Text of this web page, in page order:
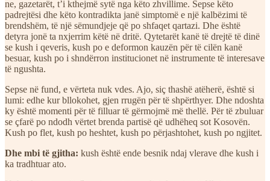
ne, gazetarët, t’i kthejmë sytë nga këto zhvillime. Sepse këto
padrejtësi dhe këto kontradikta janë simptomë e një kalbëzimi të
brendshëm, të një sëmundjeje që po shfaqet qartazi. Dhe është
detyra jonë ta nxjerrim këtë në dritë. Qytetarët kanë të drejtë të dinë
se kush i qeveris, kush po e deformon kauzën për të cilën kanë
besuar, kush po i shndërron institucionet në instrumente të interesave
të ngushta.
Sepse në fund, e vërteta nuk vdes. Ajo, siç thashë atëherë, është si
lumi: edhe kur bllokohet, gjen rrugën për të shpërthyer. Dhe ndoshta
ky është momenti për të filluar të gërmojmë më thellë. Për të zbuluar
se çfarë po ndodh vërtet brenda partisë që udhëheq sot Kosovën.
Kush po flet, kush po heshtet, kush po përjashtohet, kush po ngjitet.
Dhe mbi të gjitha: kush është ende besnik ndaj vlerave dhe kush i
ka tradhtuar ato.